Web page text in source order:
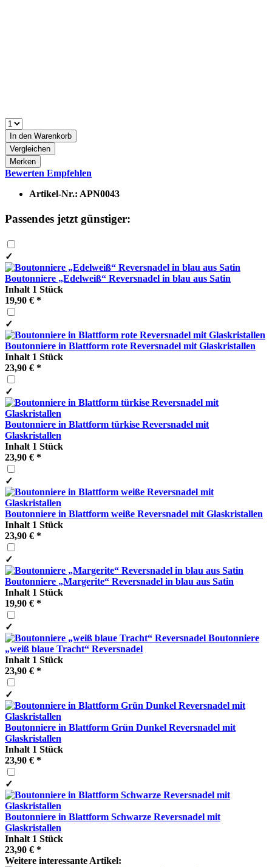
In den Warenkorb
Vergleichen
Merken
Bewerten Empfehlen
Artikel-Nr.: APN0043
Passendes jetzt günstiger:
✓
Boutonniere „Edelweiß“ Reversnadel in blau aus Satin
Inhalt 1 Stück
19,90 € *
✓
Boutonniere in Blattform rote Reversnadel mit Glaskristallen
Inhalt 1 Stück
23,90 € *
✓
Boutonniere in Blattform türkise Reversnadel mit
Glaskristallen
Inhalt 1 Stück
23,90 € *
✓
Boutonniere in Blattform weiße Reversnadel mit Glaskristallen
Inhalt 1 Stück
23,90 € *
✓
Boutonniere „Margerite“ Reversnadel in blau aus Satin
Inhalt 1 Stück
19,90 € *
✓
Boutonniere
„weiß blaue Tracht“ Reversnadel
Inhalt 1 Stück
23,90 € *
✓
Boutonniere in Blattform Grün Dunkel Reversnadel mit
Glaskristallen
Inhalt 1 Stück
23,90 € *
✓
Boutonniere in Blattform Schwarze Reversnadel mit
Glaskristallen
Inhalt 1 Stück
23,90 € *
Weitere interessante Artikel: